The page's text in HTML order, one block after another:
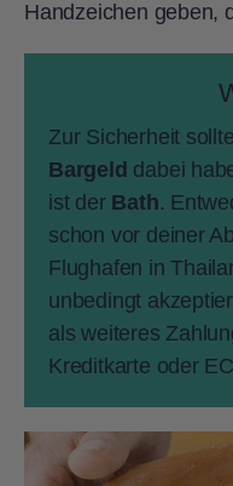
Handzeichen geben,
Zur Sicherheit
Bargeld dabei
ist der Bath.
schon vor deiner
Flughafen in
unbedingt
als weiteres
Kreditkarte oder